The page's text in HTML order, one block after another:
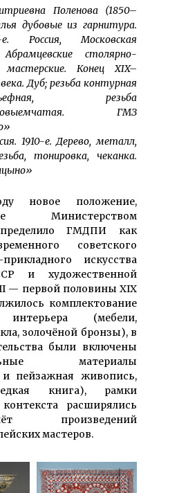
Поленова (1850–
дубовые из гарнитура.
е. Россия, Московская
Абрамцевские столярно-
мастерские. Конец XIX–
Дуб; резьба контурная
резьба
ГМЗ
1910-е. Дерево, металл,
тонировка, чеканка.
новое положение,
Министерством
ГМДПИ как
советского
прикладного искусства
и художественной
— первой половины XIX
комплектование
интерьера (мебели,
золочёной бронзы), в
были включены
материалы
и пейзажная живопись,
книга), рамки
контекста расширялись
произведений
мастеров.